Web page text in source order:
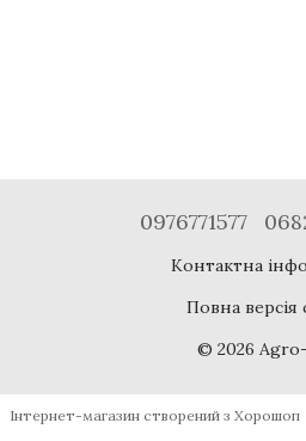
0976771577
Контактна
Повна версія
© 2026
Інтернет-магазин створений з Хорошоп